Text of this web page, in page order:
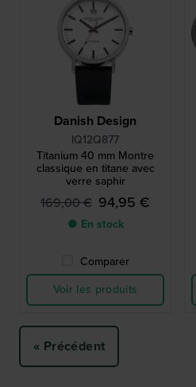
Danish Design
IQ12Q877
Titanium 40 mm Montre
classique en titane avec
verre saphir
169,00 € 94,95 €
● En stock
Comparer
Voir les produits
« Précédent